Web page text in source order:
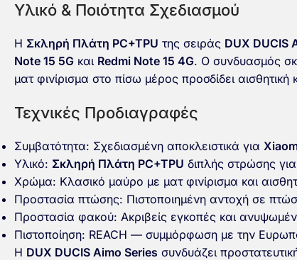
Υλικό & Ποιότητα Σχεδιασμού
Η Σκληρή Πλάτη PC+TPU της σειράς DUX DUCIS
Note 15 5G και Redmi Note 15 4G. Ο συνδυασμός
ματ φινίρισμα στο πίσω μέρος προσδίδει αισθητική
Τεχνικές Προδιαγραφές
Συμβατότητα: Σχεδιασμένη αποκλειστικά για
Υλικό: Σκληρή Πλάτη PC+TPU διπλής στρώσης για
Χρώμα: Κλασικό μαύρο με ματ φινίρισμα και
Προστασία πτώσης: Πιστοποιημένη αντοχή σε
Προστασία φακού: Ακριβείς εγκοπές και
Πιστοποίηση: REACH — συμμόρφωση με την
Η DUX DUCIS Aimo Series συνδυάζει